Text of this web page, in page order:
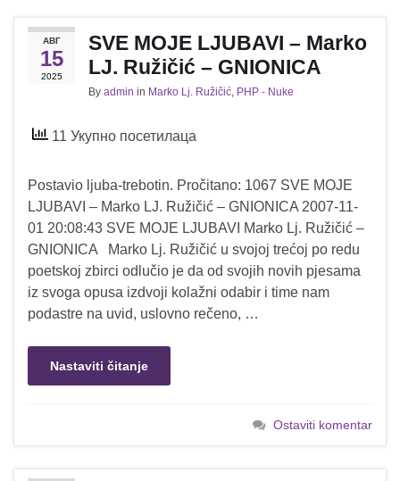
АВГ
15
2025
SVE MOJE LJUBAVI – Marko
LJ. Ružičić – GNIONICA
By admin in Marko Lj. Ružičić, PHP - Nuke
11 Укупно посетилаца
Postavio ljuba-trebotin. Pročitano: 1067 SVE MOJE
LJUBAVI – Marko LJ. Ružičić – GNIONICA 2007-11-
01 20:08:43 SVE MOJE LJUBAVI Marko Lj. Ružičić –
GNIONICA Marko Lj. Ružičić u svojoj trećoj po redu
poetskoj zbirci odlučio je da od svojih novih pjesama
iz svoga opusa izdvoji kolažni odabir i time nam
podastre na uvid, uslovno rečeno, …
Nastaviti čitanje
Ostaviti komentar